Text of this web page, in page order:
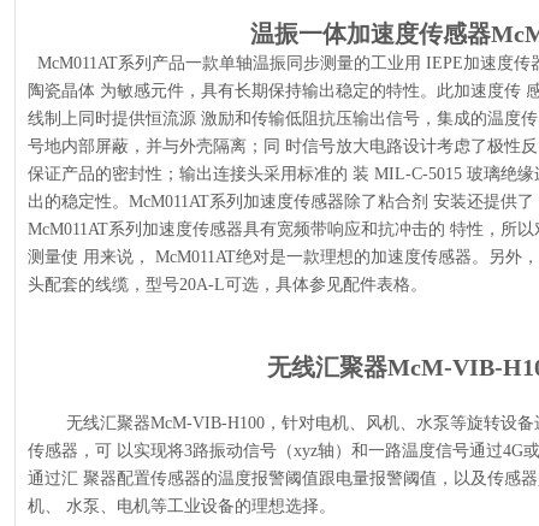
温振一体加速度传感器
McM011AT系列产品一款单轴温振同步测量的工业用 IEPE加速度
陶瓷晶体 为敏感元件，具有长期保持输出稳定的特性。此加速度传
线制上同时提供恒流源 激励和传输低阻抗压输出信号，集成的温度
号地内部屏蔽，并与外壳隔离；同 时信号放大电路设计考虑了极性
保证产品的密封性；输出连接头采用标准的 装 MIL-C-5015 玻璃绝
出的稳定性。McM011AT系列加速度传感器除了粘合剂 安装还提供
McM011AT系列加速度传感器具有宽频带响应和抗冲击的 特性，所
测量使 用来说， McM011AT绝对是一款理想的加速度传感器。另外
头配套的线缆，型号20A-L可选，具体参见配件表格。
无线汇聚器McM-VIB-
无线汇聚器McM-VIB-H100 ，针对电机、风机、水泵等旋转设
传感器，可 以实现将3路振动信号（xyz轴）和一路温度信号通过4G
通过汇 聚器配置传感器的温度报警阈值跟电量报警阈值，以及传感
机、 水泵、电机等工业设备的理想选择。